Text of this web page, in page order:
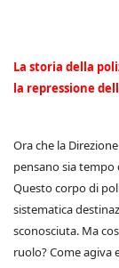
La storia della
la repressione
Ora che la
pensano sia tempo
Questo corpo di
sistematica
sconosciuta. Ma
ruolo? Come agiva